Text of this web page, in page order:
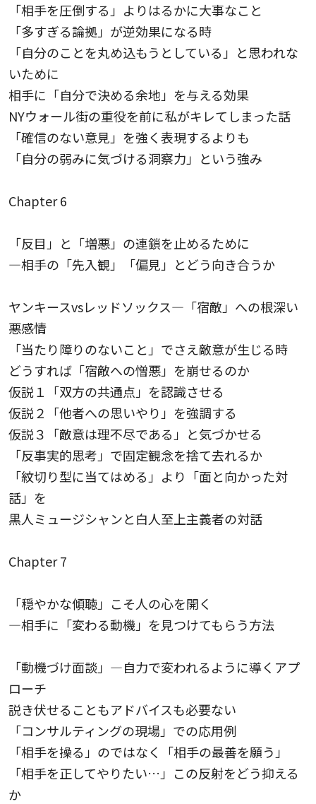
「相手を圧倒する」よりはるかに大事なこと
「多すぎる論拠」が逆効果になる時
「自分のことを丸め込もうとしている」と思われな
いために
相手に「自分で決める余地」を与える効果
NYウォール街の重役を前に私がキレてしまった話
「確信のない意見」を強く表現するよりも
「自分の弱みに気づける洞察力」という強み
Chapter 6
「反目」と「増悪」の連鎖を止めるために
—相手の「先入観」「偏見」とどう向き合うか
ヤンキースvsレッドソックス—「宿敵」への根深い
悪感情
「当たり障りのないこと」でさえ敵意が生じる時
どうすれば「宿敵への憎悪」を崩せるのか
仮説１「双方の共通点」を認識させる
仮説２「他者への思いやり」を強調する
仮説３「敵意は理不尽である」と気づかせる
「反事実的思考」で固定観念を捨て去れるか
「紋切り型に当てはめる」より「面と向かった対
話」を
黒人ミュージシャンと白人至上主義者の対話
Chapter 7
「穏やかな傾聴」こそ人の心を開く
—相手に「変わる動機」を見つけてもらう方法
「動機づけ面談」—自力で変われるように導くアプ
ローチ
説き伏せることもアドバイスも必要ない
「コンサルティングの現場」での応用例
「相手を操る」のではなく「相手の最善を願う」
「相手を正してやりたい…」この反射をどう抑える
か